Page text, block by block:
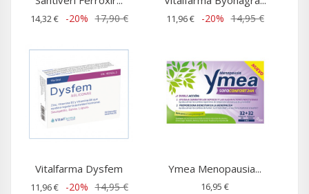
14,32 € -20% 17,90 € 11,96 € -20% 14,95 €
Vitalfarma Dysfem
11,96 € -20% 14,95 €
Ymea Menopausia...
16,95 €